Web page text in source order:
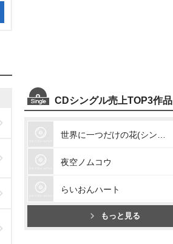
CDシングル売上TOP3作品
夜空ノムコウ
らいおんハート
もっと見る